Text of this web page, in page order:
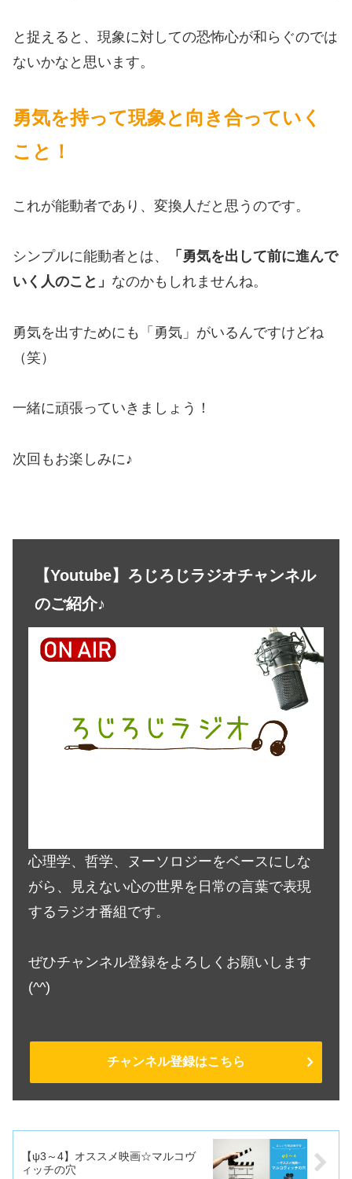
と捉えると、現象に対しての恐怖心が和らぐのでは
ないかなと思います。
勇気を持って現象と向き合っていく
こと！
これが能動者であり、変換人だと思うのです。
シンプルに能動者とは、
「勇気を出して前に進んで
いく人のこと」 なのかもしれませんね。
勇気を出すためにも「勇気」がいるんですけどね
（笑）
一緒に頑張っていきましょう！
次回もお楽しみに♪
【Youtube】ろじろじラジオチャンネル
のご紹介♪
心理学、哲学、ヌーソロジーをベースにしな
がら、見えない心の世界を日常の言葉で表現
するラジオ番組です。
ぜひチャンネル登録をよろしくお願いします
(^^)
チャンネル登録はこちら
【ψ3～4】オススメ映画☆マルコヴ
ィッチの穴